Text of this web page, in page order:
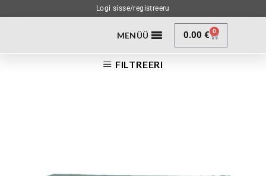
Logi sisse/registreeru
MENÜÜ 0.00€ 0
FILTREERI